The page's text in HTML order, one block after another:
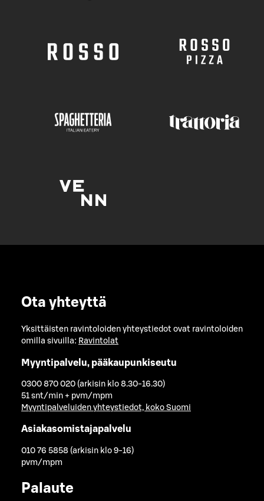
Ota yhteyttä
Yksittäisten ravintoloiden yhteystiedot ovat ravintoloiden
omilla sivuilla: Ravintolat
Myyntipalvelu, pääkaupunkiseutu
0300 870 020 (arkisin klo 8.30-16.30)
51 snt/min + pvm/mpm
Myyntipalveluiden yhteystiedot, koko Suomi
Asiakasomistajapalvelu
010 76 5858 (arkisin klo 9-16)
pvm/mpm
Palaute